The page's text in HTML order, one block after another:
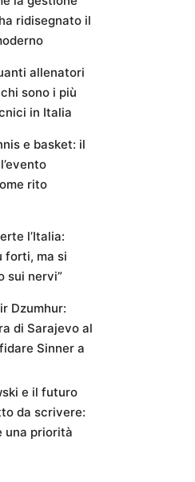
ridisegnato il
allenatori
sono i più
in Italia
e basket: il
rito
l’Italia:
forti, ma si
sui nervi”
Dzumhur:
di Sarajevo al
Sinner a
e il futuro
da scrivere:
una priorità